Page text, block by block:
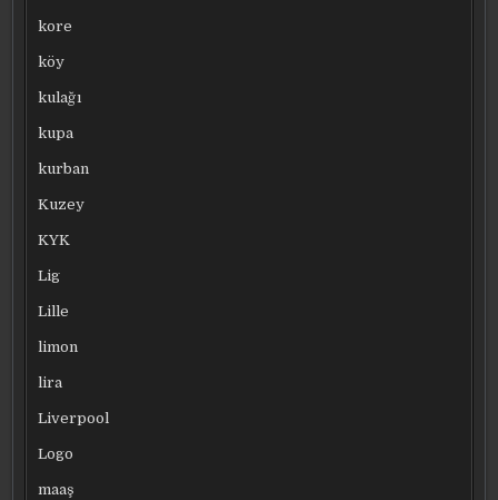
kore
köy
kulağı
kupa
kurban
Kuzey
KYK
Lig
Lille
limon
lira
Liverpool
Logo
maaş